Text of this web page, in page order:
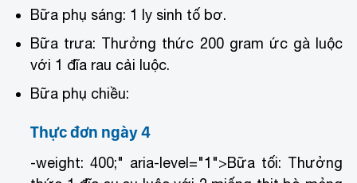
Bữa phụ sáng: 1 ly sinh tố bơ.
Bữa trưa: Thưởng thức 200 gram ức gà luộc
với 1 đĩa rau cải luộc.
Bữa phụ chiều:
Thực đơn ngày 4
-weight: 400;" aria-level="1">Bữa tối: Thưởng